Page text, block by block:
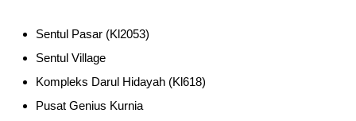
Sentul Pasar (Kl2053)
Sentul Village
Kompleks Darul Hidayah (Kl618)
Pusat Genius Kurnia